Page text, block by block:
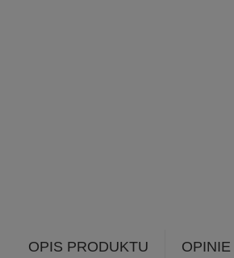
OPIS PRODUKTU OPINIE